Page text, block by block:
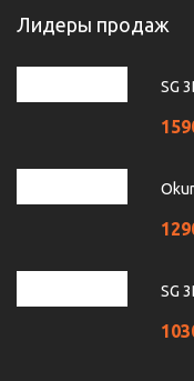
Лидеры продаж
SG
SG